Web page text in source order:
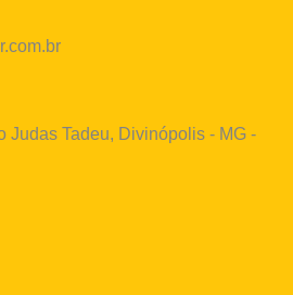
Judas Tadeu, Divinópolis - MG -